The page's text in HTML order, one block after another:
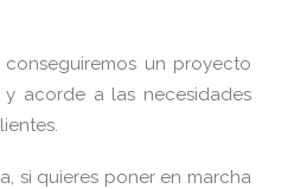
un proyecto
acorde a las necesidades
si quieres poner en marcha